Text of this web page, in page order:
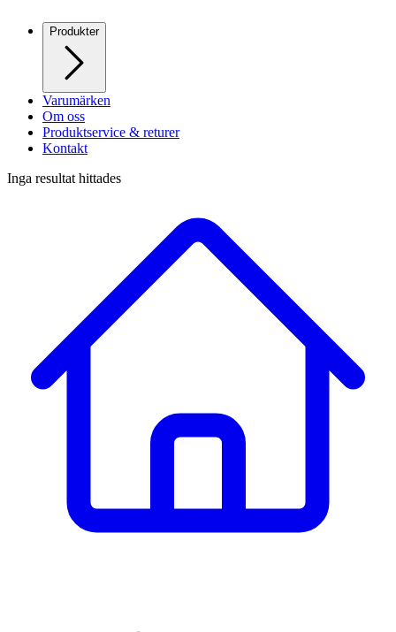
Produkter
Varumärken
Om oss
Produktservice & returer
Kontakt
Inga resultat hittades